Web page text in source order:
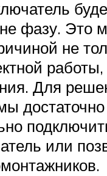
фазу. Это
не
Для
достаточно
или